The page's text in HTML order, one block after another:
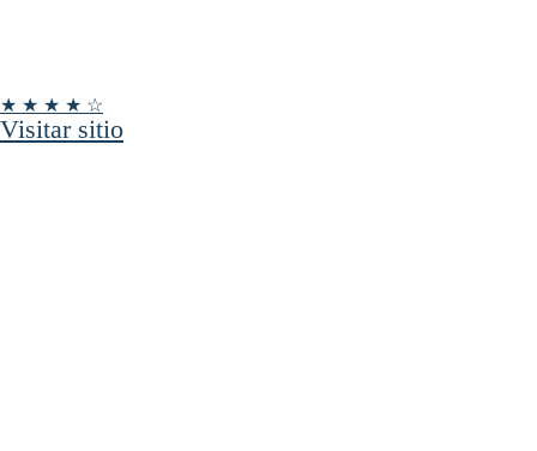
★ ★ ★ ★ ☆
Visitar sitio